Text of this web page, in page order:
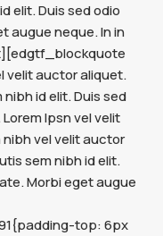
elit. Duis sed odio
augue neque. In in
velit auctor aliquet.
id elit. Duis sed
Ipsn vel velit
vel velit auctor
sem nibh id elit.
Morbi eget augue
top: 6px